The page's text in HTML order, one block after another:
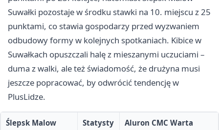
Suwałki pozostaje w środku stawki na 10. miejscu z 25
punktami, co stawia gospodarzy przed wyzwaniem
odbudowy formy w kolejnych spotkaniach. Kibice w
Suwałkach opuszczali halę z mieszanymi uczuciami –
duma z walki, ale też świadomość, że drużyna musi
jeszcze popracować, by odwrócić tendencję w
PlusLidze.
Ślepsk Malow
Statysty
Aluron CMC Warta